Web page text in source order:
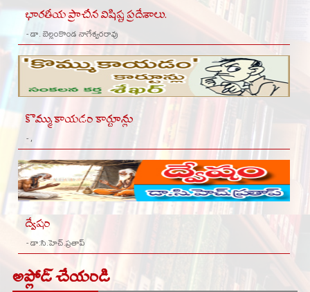
భారతీయ ప్రాచీన విషిష్ట ప్రదేశాలు.
- డా. బెల్లంకొండ నాగేశ్వరరావు
కొమ్ముకాయడం కార్టూన్లు
- ,
ద్వేషం
- డా:సి.హెచ్.ప్రతాప్
అప్లోడ్ చేయండి